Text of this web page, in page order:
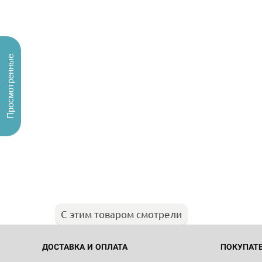
С этим товаром смотрели
ДОСТАВКА И ОПЛАТА
Просмотренные